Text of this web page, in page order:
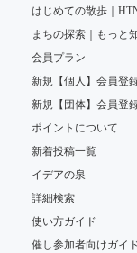
はじめての散歩｜
まちの探索｜もっと
会員プラン
新規【個人】会員登
新規【団体】会員登
ポイントについて
新着投稿一覧
イデアの泉
詳細検索
使い方ガイド
催し参加者向けガイ